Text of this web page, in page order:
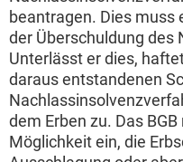
beantragen. Dies muss
der Überschuldung des
Unterlässt er dies,
daraus entstandenen
dem Erben zu. Das
Möglichkeit ein, die